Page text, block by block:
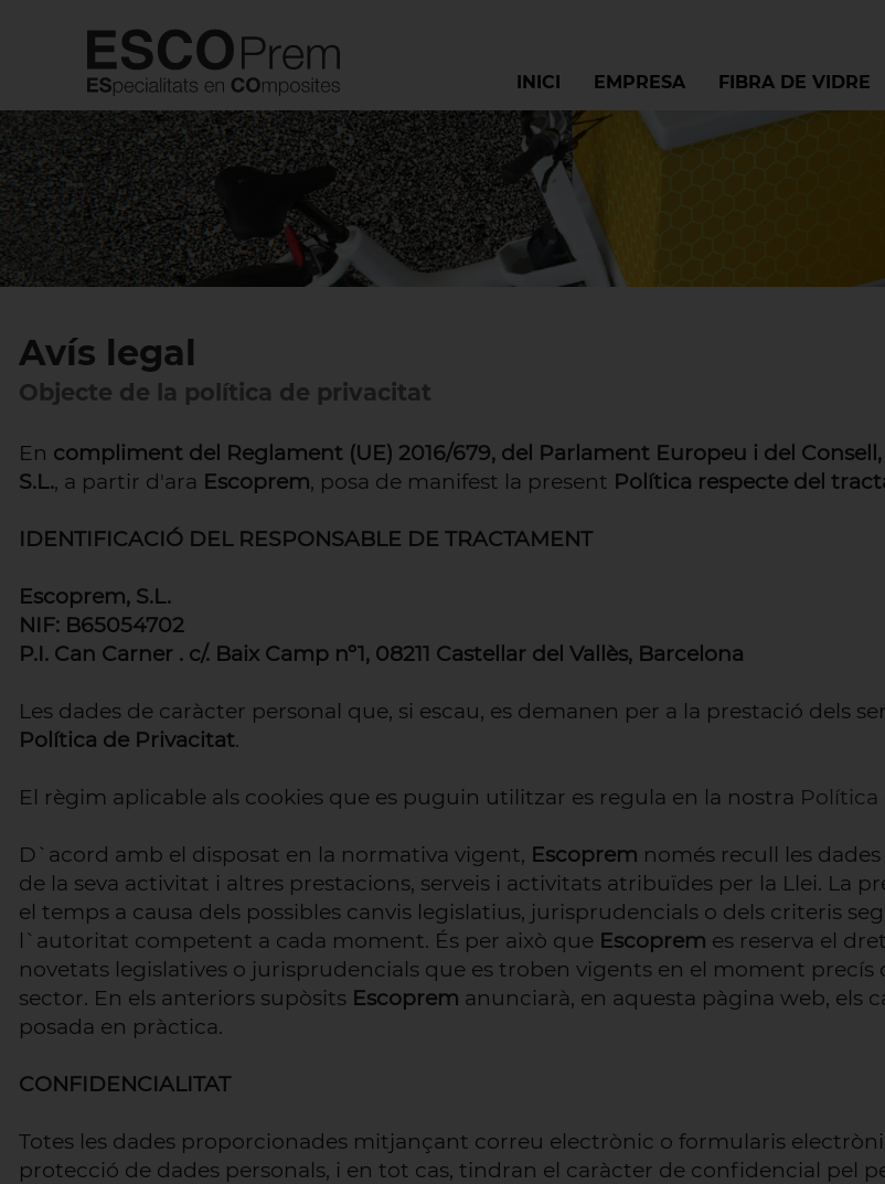
INICI EMPRESA FIBRA DE VIDRE
Avís legal
Objecte de la política de privacitat
En compliment del Reglament (UE) 2016/679, del Parlament Europeu i del
S.L., a partir d'ara Escoprem, posa de manifest la present Política respecte del
IDENTIFICACIÓ DEL RESPONSABLE DE TRACTAMENT
Escoprem, S.L.
NIF: B65054702
P.I. Can Carner . c/. Baix Camp nº1, 08211 Castellar del Vallès, Barcelona
Les dades de caràcter personal que, si escau, es demanen per a la prestació dels
Política de Privacitat.
El règim aplicable als cookies que es puguin utilitzar es regula en la nostra Política
D`acord amb el disposat en la normativa vigent, Escoprem només recull les
de la seva activitat i altres prestacions, serveis i activitats atribuïdes per la Llei. La
el temps a causa dels possibles canvis legislatius, jurisprudencials o dels criteris
l`autoritat competent a cada moment. És per això que Escoprem es reserva el
novetats legislatives o jurisprudencials que es troben vigents en el moment
sector. En els anteriors supòsits Escoprem anunciarà, en aquesta pàgina web, els
posada en pràctica.
CONFIDENCIALITAT
Totes les dades proporcionades mitjançant correu electrònic o formularis
protecció de dades personals, i en tot cas, tindran el caràcter de confidencial pel